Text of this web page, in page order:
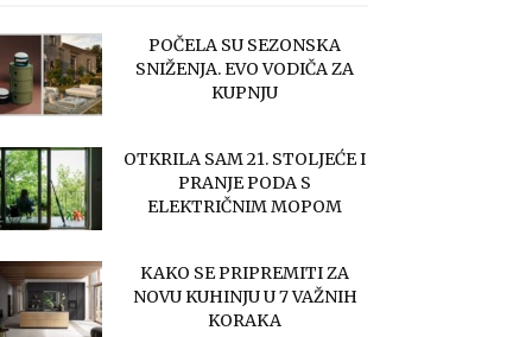
POČELA SU SEZONSKA
SNIŽENJA. EVO VODIČA ZA
KUPNJU
OTKRILA SAM 21. STOLJEĆE I
PRANJE PODA S
ELEKTRIČNIM MOPOM
KAKO SE PRIPREMITI ZA
NOVU KUHINJU U 7 VAŽNIH
KORAKA